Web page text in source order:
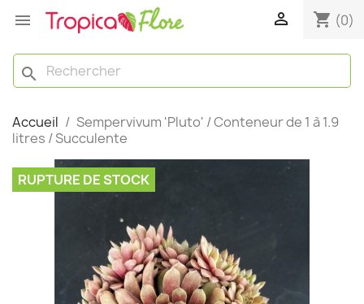
  shopping_cart (0)
search
Accueil
Sempervivum 'Pluto' / Conteneur de 1 à 1.9
litres / Succulente
RUPTURE DE STOCK